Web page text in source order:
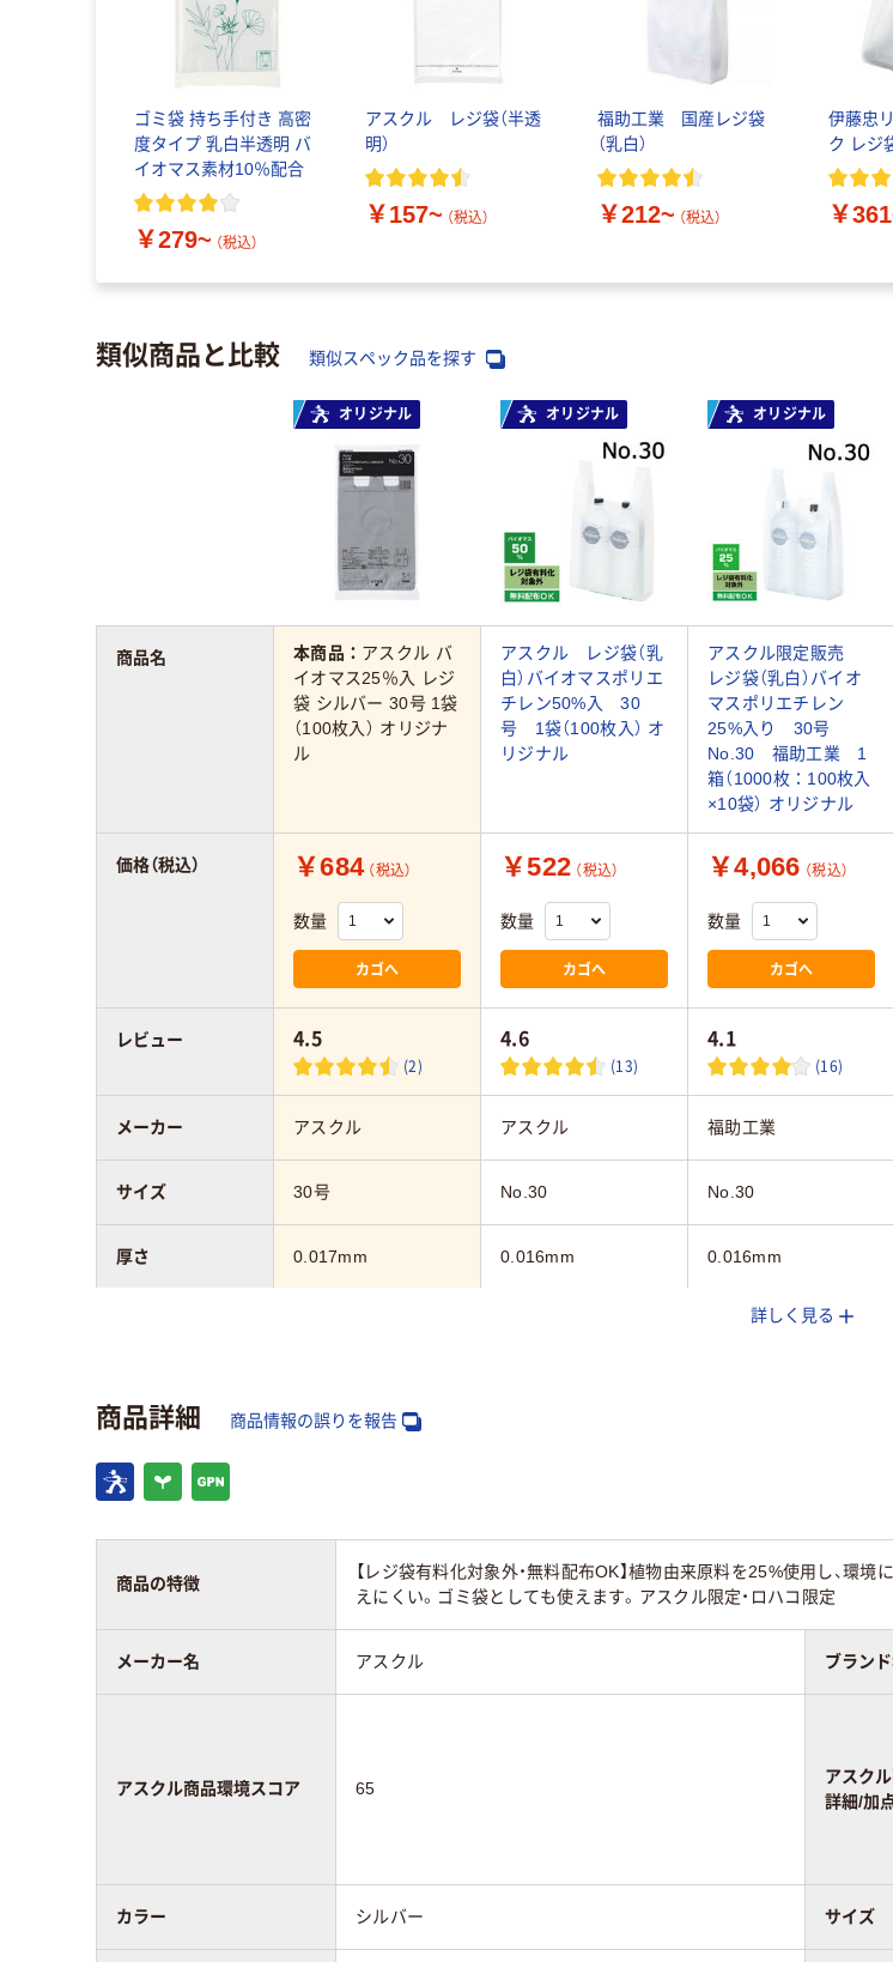
ゴミ袋 持ち手付き 高密
度タイプ 乳白半透明 バ
イオマス素材10％配合
￥279~ （税込）
アスクル レジ袋（半透
明）
￥157~ （税込）
福助工業 国産レジ袋
（乳白）
￥212~ （税込）
伊藤忠
ク レジ
￥
類似商品と比較 類似スペック品を探す
オリジナル オリジナル オリジナル
本商品： アスクル バ
イオマス25％入 レジ
袋 シルバー 30号 1袋
（100枚入） オリジナ
ル
アスクル レジ袋（乳
白）バイオマスポリエ
チレン50%入 30
号 1袋（100枚入） オ
リジナル
アスクル限定販売
レジ袋（乳白）バイオ
マスポリエチレン
25%入り 30号
No.30 福助工業 1
箱（1000枚：100枚入
×10袋） オリジナル
￥684 （税込）
数量
カゴへ
￥522 （税込）
数量
カゴへ
￥4,066 （税込）
数量
カゴへ
4.5
(2)
4.6
(13)
4.1
(16)
アスクル アスクル 福助工業
30号 No.30 No.30
0.017mm 0.016mm 0.016mm
対象外
ポリエチレン（HDPE)
(バイオマスポリエチ
レン50%)
ポリエチレン（HDPE)
(バイオマスポリエチ
レン25%)
商品名
価格（税込）
レビュー
メーカー
サイズ
厚さ
レジ袋有料化
エンボス加工
材質
アスクル商品環境
詳しく見る
商品詳細 商品情報の誤りを報告
商品の特徴
【レジ袋有料化対象外・無料配布OK】植物由来原料を25%使用し、環
えにくい。ゴミ袋としても使えます。アスクル限定・ロハコ限定
メーカー名 アスクル ブラン
アスクル商品環境スコア 65
アスク
詳細/加
カラー シルバー サイズ